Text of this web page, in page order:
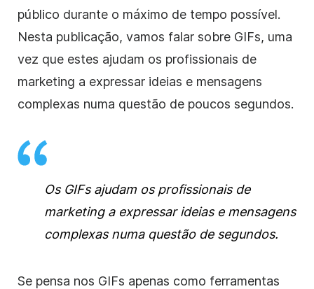
público durante o máximo de tempo possível.
Nesta publicação, vamos falar sobre GIFs, uma
vez que estes ajudam os profissionais de
marketing a expressar ideias e mensagens
complexas numa questão de poucos segundos.
Os GIFs ajudam os profissionais de
marketing a expressar ideias e mensagens
complexas numa questão de segundos.
Se pensa nos GIFs apenas como ferramentas